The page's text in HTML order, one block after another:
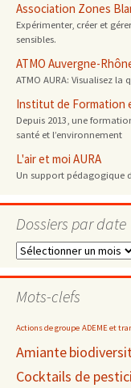
Association Zones
Expérimenter, créer et
sensibles.
ATMO Auvergne-
ATMO AURA: Visualisez
Institut de Formation
Depuis 2013, une
santé et l’environnement
L'air et moi AURA
Un support pédagogique
Dossiers par date
Dossiers
date
Mots-clefs
Actions de groupe ADEME et
Amiante
Cocktails de